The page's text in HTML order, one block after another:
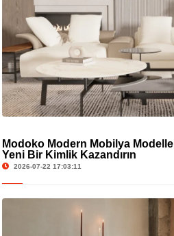
Modoko Modern Mobilya
Yeni Bir Kimlik Kazandırın
2026-07-22 17:03:11